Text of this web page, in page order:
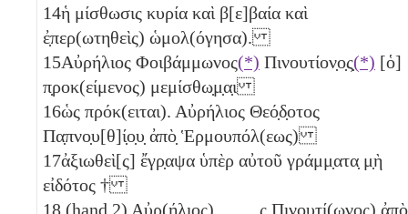
14ἡ μίσθωσις κυρία καὶ β[ε]βαία καὶ
ἐ̣περ(ωτηθεὶς) ὡμολ(όγησα).
15Αὐρήλιος Φοιβάμμωνος(*) Πινουτίον̣ο̣ς̣(*) [ὁ]
π̣ροκ(είμενος) μεμίσθω̣μ̣α̣ι
16ὡς πρόκ(ειται). Αὐρήλιος Θεό̣δ̣οτος
Πα̣πνο̣υ[θ]ί̣ο̣υ̣ ἀπὸ̣ Ἑρμουπόλ(εως)
17ἀξιωθεὶ[ς] ἔγρ̣αψα ὑπὲρ αὐτοῦ γράμμ̣ατα̣ μ̣ὴ
εἰδότος †
18 (hand 2) Αὐρ(ήλιος) ̣ ̣ ̣ ̣ ̣ς̣ Πινουτί(ωνος) ἀπὸ